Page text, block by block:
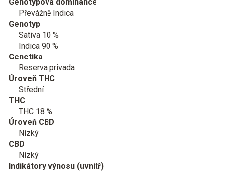
Genotypová dominance
Převážně Indica
Genotyp
Sativa 10 %
Indica 90 %
Genetika
Reserva privada
Úroveň THC
Střední
THC
THC 18 %
Úroveň CBD
Nízký
CBD
Nízký
Indikátory výnosu (uvnitř)